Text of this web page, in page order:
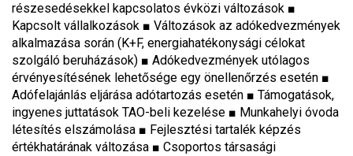
részesedésekkel kapcsolatos évközi változások ■
Kapcsolt vállalkozások ■ Változások az adókedvezmények
alkalmazása során (K+F, energiahatékonysági célokat
szolgáló beruházások) ■ Adókedvezmények utólagos
érvényesítésének lehetősége egy önellenőrzés esetén ■
Adófelajánlás eljárása adótartozás esetén ■ Támogatások,
ingyenes juttatások TAO-beli kezelése ■ Munkahelyi óvoda
létesítés elszámolása ■ Fejlesztési tartalék képzés
értékhatárának változása ■ Csoportos társasági